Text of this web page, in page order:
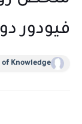
فيودور
Knowledge